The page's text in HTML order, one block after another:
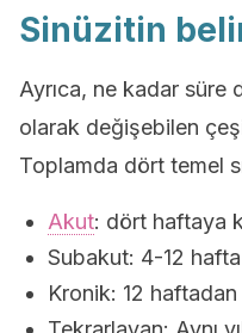
Sinüzitin
Ayrıca, ne kadar süre
olarak değişebilen
Toplamda dört temel
Akut: dört haftaya
Subakut: 4-12
Kronik: 12